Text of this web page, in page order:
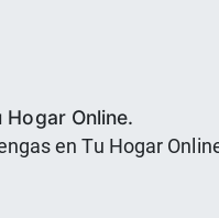
Online.
en Tu Hogar